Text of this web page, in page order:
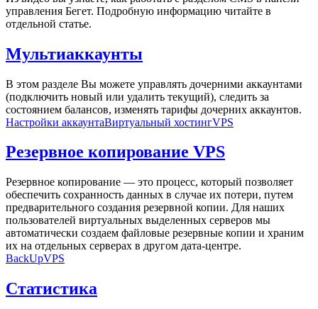
управления Бегет. Подробную информацию читайте в
отдельной статье.
Мультиаккаунты
В этом разделе Вы можете управлять дочерними аккаунтами
(подключить новый или удалить текущий), следить за
состоянием балансов, изменять тарифы дочерних аккаунтов.
Настройки аккаунтаВиртуальный хостингVPS
Резервное копирование VPS
Резервное копирование — это процесс, который позволяет
обеспечить сохранность данных в случае их потери, путем
предварительного создания резервной копии. Для наших
пользователей виртуальных выделенных серверов мы
автоматически создаем файловые резервные копии и храним
их на отдельных серверах в другом дата-центре.
BackUpVPS
Статистика